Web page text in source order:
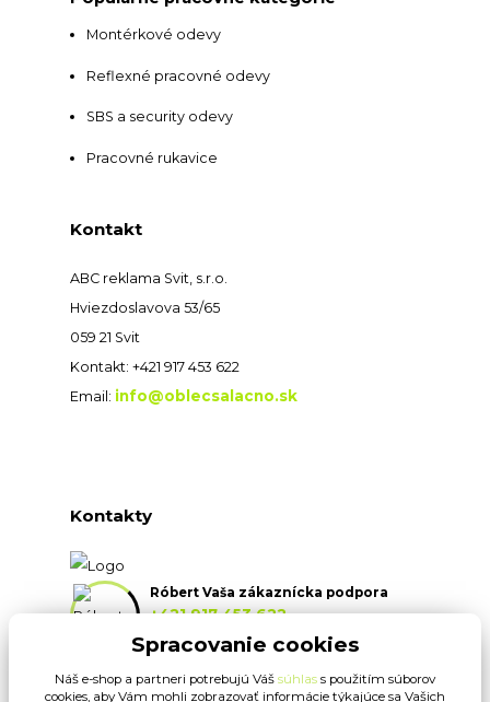
Montérkové odevy
Reflexné pracovné odevy
SBS a security odevy
Pracovné rukavice
Kontakt
ABC reklama Svit, s.r.o.
Hviezdoslavova 53/65
059 21 Svit
Kontakt: +421 917 453 622
Email: info@oblecsalacno.sk
Kontakty
Róbert Vaša zákaznícka podpora
+421 917 453 622
(Po-Pia, 8:30-16:30 hod.)
info@oblecsalacno.sk
Spracovanie cookies
Náš e-shop a partneri potrebujú Váš súhlas s použitím súborov
cookies, aby Vám mohli zobrazovať informácie týkajúce sa Vašich